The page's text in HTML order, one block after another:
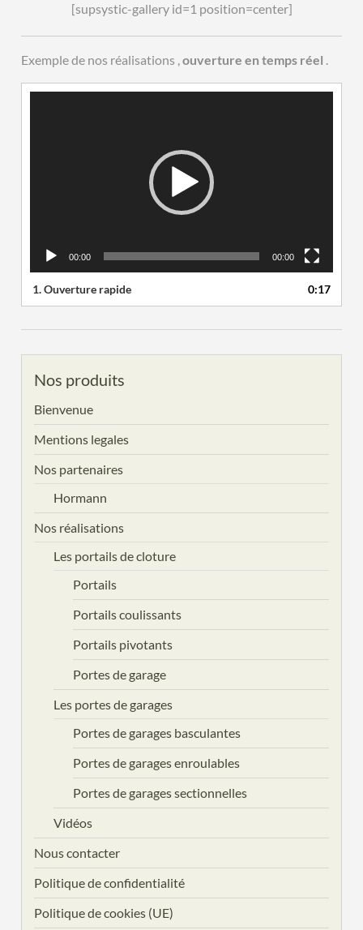
[supsystic-gallery id=1 position=center]
Exemple de nos réalisations ,ouverture en temps réel .
00:00 00:00
1.Ouverture rapide 0:17
Nos produits
Bienvenue
Mentions legales
Nos partenaires
Hormann
Nos réalisations
Les portails de cloture
Portails
Portails coulissants
Portails pivotants
Portes de garage
Les portes de garages
Portes de garages basculantes
Portes de garages enroulables
Portes de garages sectionnelles
Vidéos
Nous contacter
Politique de confidentialité
Politique de cookies (UE)